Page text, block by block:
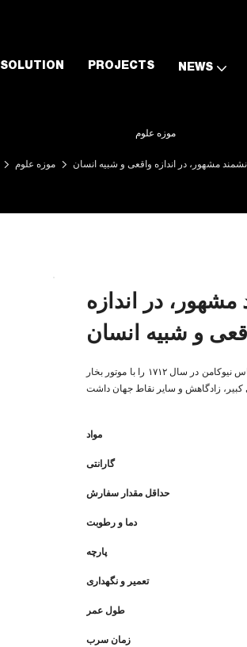
SOLUTION PROJECTS NEWS
موزه علوم
موزه علوم
در اندازه
جیمز وات مخترع، مهندس مکانیک و شیمیدان اسکاتلندی بود که در سال ۱۷۷۶ موتور بخار نیوکامن ساخت توماس نیوکامن در سال ۱۷۱۲ را با موتور بخار
مواد
گارانتی
حداقل مقدار سفارش
دما و رطوبت
پارچه
تعمیر و نگهداری
طول عمر
زمان سرب